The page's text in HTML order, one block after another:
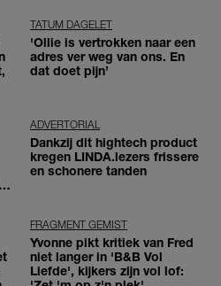
TATUM DAGELET
'Ollie is vertrokken naar een
adres ver weg van ons. En
dat doet pijn’
ADVERTORIAL
Dankzij dit hightech product
kregen LINDA.lezers frissere
en schonere tanden
FRAGMENT GEMIST
Yvonne pikt kritiek van Fred
niet langer in 'B&B Vol
Liefde', kijkers zijn vol lof: